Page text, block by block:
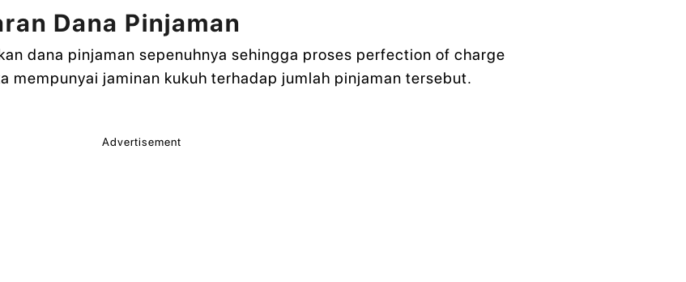
Dana Pinjaman
dana pinjaman sepenuhnya sehingga proses perfection of charge
mempunyai jaminan kukuh terhadap jumlah pinjaman tersebut.
Advertisement